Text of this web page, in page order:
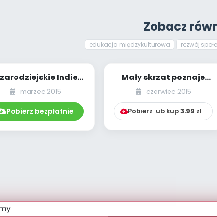
Zobacz
edukacja międzykulturowa rozwój
Indie
(propozycje
zaj...
marzec 2015
Pobierz bezpłatnie
Mały skrzat poznaje
świat – Hiszpania
[zabawy tematyczn...
czerwiec 2015
Pobierz lub kup3.99 zł